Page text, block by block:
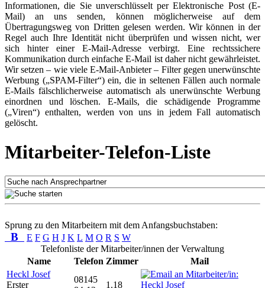
Informationen, die Sie unverschlüsselt per Elektronische Post (E-
Mail) an uns senden, können möglicherweise auf dem
Übertragungsweg von Dritten gelesen werden. Wir können in der
Regel auch Ihre Identität nicht überprüfen und wissen nicht, wer
sich hinter einer E-Mail-Adresse verbirgt. Eine rechtssichere
Kommunikation durch einfache E-Mail ist daher nicht gewährleistet.
Wir setzen – wie viele E-Mail-Anbieter – Filter gegen unerwünschte
Werbung („SPAM-Filter“) ein, die in seltenen Fällen auch normale
E-Mails fälschlicherweise automatisch als unerwünschte Werbung
einordnen und löschen. E-Mails, die schädigende Programme
(„Viren“) enthalten, werden von uns in jedem Fall automatisch
gelöscht.
Mitarbeiter-Telefon-Liste
Sprung zu den Mitarbeitern mit dem Anfangsbuchstaben:
B E F G H J K L M O R S W
Telefonliste der Mitarbeiter/innen der Verwaltung
Name
Telefon Zimmer
Mail
Heckl Josef
Erster
08145
1.18